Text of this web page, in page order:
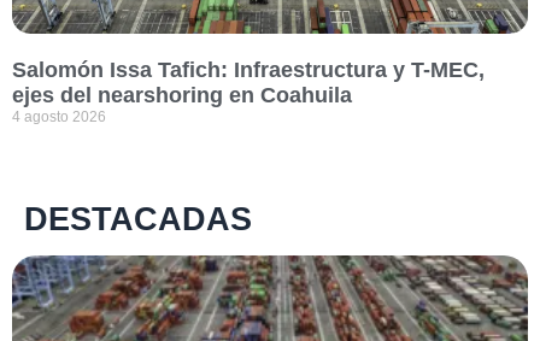
Salomón Issa Tafich: Infraestructura y T-MEC,
ejes del nearshoring en Coahuila
4 agosto 2026
DESTACADAS